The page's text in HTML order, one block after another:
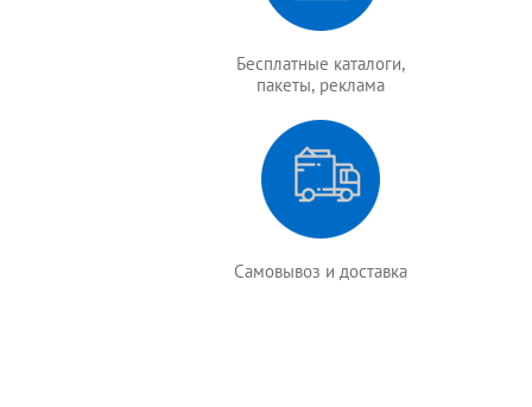
Бесплатные каталоги,
пакеты, реклама
Самовывоз и доставка